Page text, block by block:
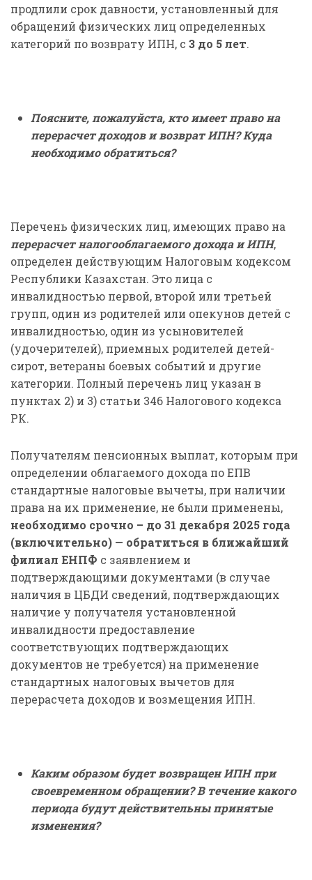
продлили срок давности, установленный для
обращений физических лиц определенных
категорий по возврату ИПН, с 3 до 5 лет.
Поясните, пожалуйста, кто имеет право на
перерасчет доходов и возврат ИПН? Куда
необходимо обратиться?
Перечень физических лиц, имеющих право на
перерасчет налогооблагаемого дохода и ИПН,
определен действующим Налоговым кодексом
Республики Казахстан. Это лица с
инвалидностью первой, второй или третьей
групп, один из родителей или опекунов детей с
инвалидностью, один из усыновителей
(удочерителей), приемных родителей детей-
сирот, ветераны боевых событий и другие
категории. Полный перечень лиц указан в
пунктах 2) и 3) статьи 346 Налогового кодекса
РК.
Получателям пенсионных выплат, которым при
определении облагаемого дохода по ЕПВ
стандартные налоговые вычеты, при наличии
права на их применение, не были применены,
необходимо срочно – до 31 декабря 2025 года
(включительно) — обратиться в ближайший
филиал ЕНПФ с заявлением и
подтверждающими документами (в случае
наличия в ЦБДИ сведений, подтверждающих
наличие у получателя установленной
инвалидности предоставление
соответствующих подтверждающих
документов не требуется) на применение
стандартных налоговых вычетов для
перерасчета доходов и возмещения ИПН.
Каким образом будет возвращен ИПН при
своевременном обращении? В течение какого
периода будут действительны принятые
изменения?